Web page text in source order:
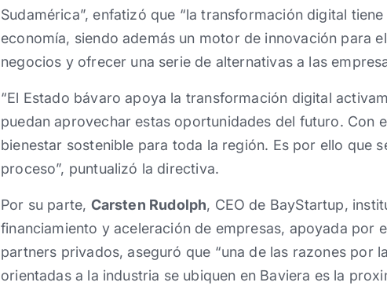
Sudamérica”, enfatizó que “la transformación digital
economía, siendo además un motor de innovación para
negocios y ofrecer una serie de alternativas a las
“El Estado bávaro apoya la transformación digital
puedan aprovechar estas oportunidades del futuro. Con
bienestar sostenible para toda la región. Es por ello que
proceso”, puntualizó la directiva.
Por su parte, Carsten Rudolph, CEO de BayStartup,
financiamiento y aceleración de empresas, apoyada por
partners privados, aseguró que “una de las razones por
orientadas a la industria se ubiquen en Baviera es la